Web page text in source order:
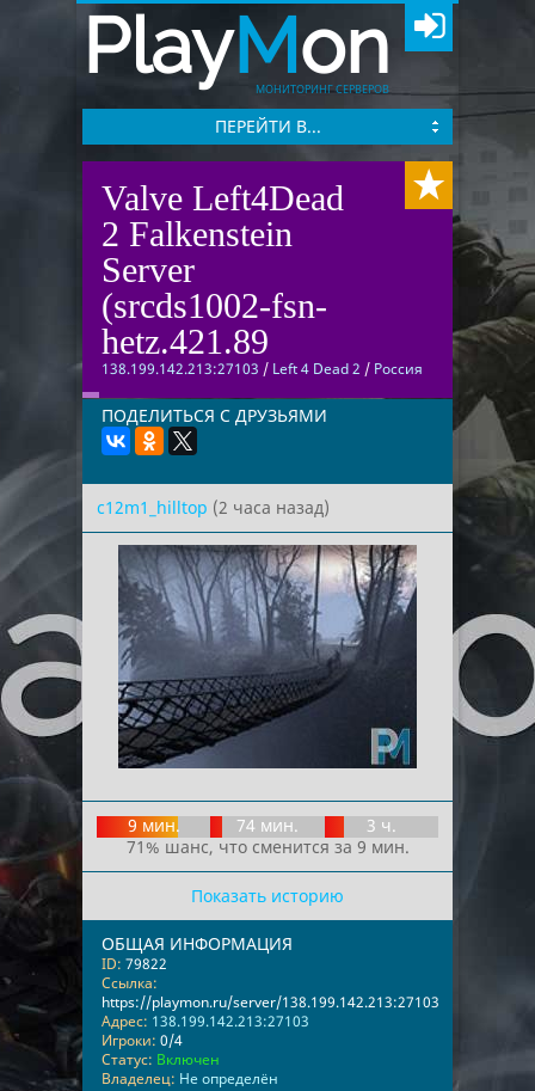
PlayMon
МОНИТОРИНГ СЕРВЕРОВ
ПЕРЕЙТИ В...
Valve Left4Dead
2 Falkenstein
Server
(srcds1002-fsn-
hetz.421.89
138.199.142.213:27103 / Left 4 Dead 2 / Россия
ПОДЕЛИТЬСЯ С ДРУЗЬЯМИ
c12m1_hilltop (2 часа назад)
9 мин. 74 мин.
3 ч.
71% шанс, что сменится за 9 мин.
Показать историю
ОБЩАЯ ИНФОРМАЦИЯ
ID: 79822
Ссылка:
https://playmon.ru/server/138.199.142.213:27103
Адрес: 138.199.142.213:27103
Игроки: 0/4
Статус: Включен
Владелец: Не определён